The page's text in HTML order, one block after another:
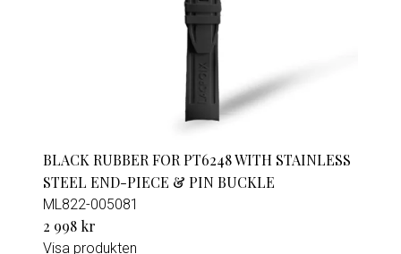
BLACK RUBBER FOR PT6248 WITH STAINLESS
STEEL END-PIECE & PIN BUCKLE
ML822-005081
2 998 kr
Visa produkten